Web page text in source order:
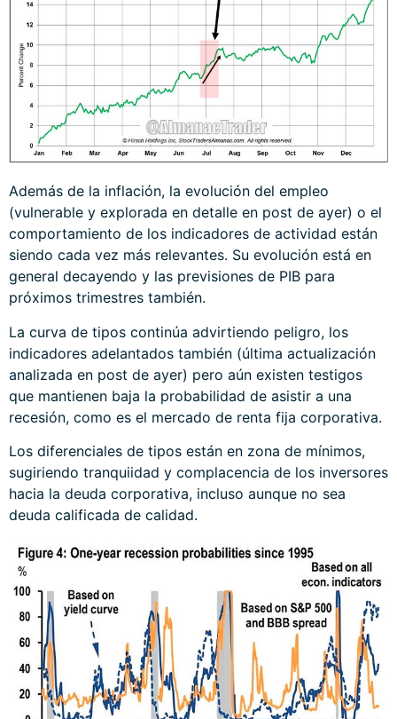
Además de la inflación, la evolución del empleo
(vulnerable y explorada en detalle en post de ayer) o el
comportamiento de los indicadores de actividad están
siendo cada vez más relevantes. Su evolución está en
general decayendo y las previsiones de PIB para
próximos trimestres también.
La curva de tipos continúa advirtiendo peligro, los
indicadores adelantados también (última actualización
analizada en post de ayer) pero aún existen testigos
que mantienen baja la probabilidad de asistir a una
recesión, como es el mercado de renta fija corporativa.
Los diferenciales de tipos están en zona de mínimos,
sugiriendo tranquiidad y complacencia de los inversores
hacia la deuda corporativa, incluso aunque no sea
deuda calificada de calidad.